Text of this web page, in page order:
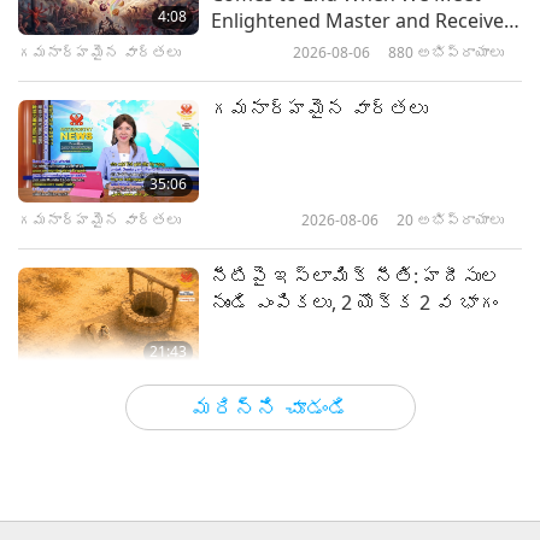
36:49
6 యొక్క 1 వ భాగం
33:21
మరిన్ని చూడండి
4:08
Enlightened Master and Receive
గమనార్హమైన వార్తలు 2026-08-06 880 అభిప్రాయాలు
35:06
గమనార్హమైన వార్తలు
గమనార్హమైన వార్తలు 2026-08-06 20 అభిప్రాయాలు
21:43
నీటిపై ఇస్లామిక్ నీతి: హదీసుల
నుండి ఎంపికలు, 2 యొక్క 2 వ భాగం
2026-08-06 21
19:47